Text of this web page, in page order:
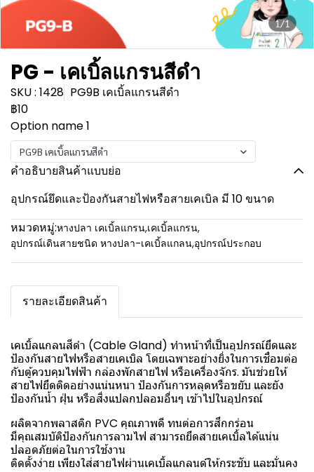
1/1
PG - เคเบิ้ลแกรนสีดำ
SKU : 1428 PG9B เคเบิ้ลแกรนสีดำ
฿10
Option name 1
PG9B เคเบิ้ลแกรนสีดำ
คำอธิบายสินค้าแบบย่อ
อุปกรณ์ยึดและป้องกันสายไฟหรือสายเคเบิล มี 10 ขนาด
หมวดหมู่:หางปลา เคเบิ้ลแกรน,เคเบิ้ลแกรน,
อุปกรณ์เดินสายชนิด หางปลา-เคเบิ้ลแกลน,อุปกรณ์ประกอบ
รายละเอียดสินค้า
เคเบิ้ลแกลนสีดำ (Cable Gland) ทำหน้าที่เป็นอุปกรณ์ยึดและ
ป้องกันสายไฟหรือสายเคเบิล โดยเฉพาะอย่างยิ่งในการเชื่อมต่อ
กับตู้ควบคุมไฟฟ้า กล่องพักสายไฟ หรือเครื่องจักร. มันช่วยให้
สายไฟยึดติดอย่างแน่นหนา ป้องกันการหลุดหรือขยับ และยัง
ป้องกันน้ำ ฝุ่น หรือสิ่งแปลกปลอมอื่นๆ เข้าไปในอุปกรณ์
ผลิตจากพลาสติก PVC คุณภาพดี ทนต่อการสึกกร่อน
มีคุณสมบัติป้องกันการลามไฟ สามารถยึดสายเคเบิ้ลได้แน่น
ปลอดภัยต่อในการใช้งาน
ติดตั้งง่าย เพียงใส่สายไฟผ่านเคเบิ้ลแกลนด์ให้กระชับ และมั่นคง